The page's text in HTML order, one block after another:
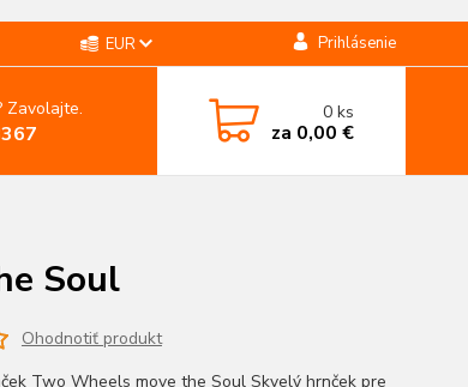
EUR Prihlásenie
Zavolajte. 0ks
za 0,00 €
Soul
Ohodnotiť produkt
Two Wheels move the Soul Skvelý hrnček pre